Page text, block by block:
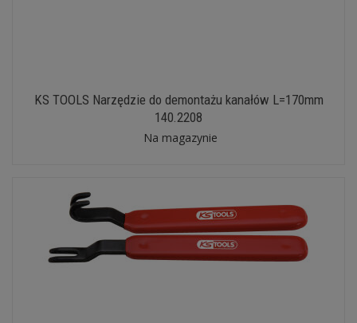
KS TOOLS Narzędzie do demontażu kanałów L=170mm
140.2208
Na magazynie